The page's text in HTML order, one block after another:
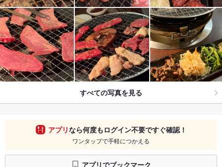
すべての写真を見る
アプリなら何度もログイン不要ですぐ確認！
ワンタップで手軽につかえる
アプリでブックマーク